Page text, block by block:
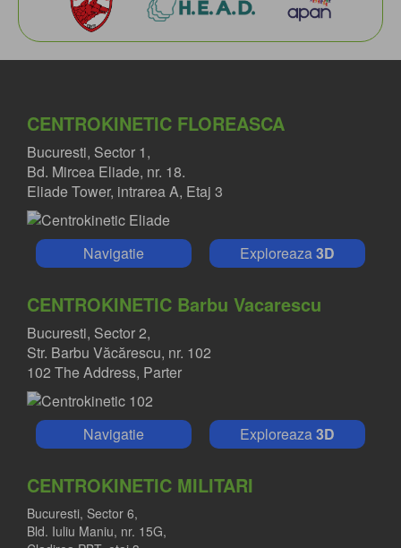
CENTROKINETIC FLOREASCA
Bucuresti, Sector 1,
Bd. Mircea Eliade, nr. 18.
Eliade Tower, intrarea A, Etaj 3
Navigatie Exploreaza3D
CENTROKINETIC Barbu Vacarescu
Bucuresti, Sector 2,
Str. Barbu Văcărescu, nr. 102
102 The Address, Parter
Navigatie Exploreaza3D
CENTROKINETIC MILITARI
Bucuresti, Sector 6,
Bld. Iuliu Maniu, nr. 15G,